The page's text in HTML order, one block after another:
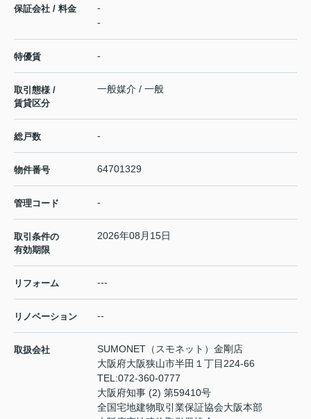
保証会社 / 料金
-
-
特優賃 -
取引態様 /
賃貸区分
一般媒介 / 一般
総戸数 -
物件番号 64701329
管理コード -
取引条件の
有効期限
2026年08月15日
リフォーム ---
リノベーション --
取扱会社
SUMONET（スモネット）金剛店
大阪府大阪狭山市半田１丁目224-66
TEL:072-360-0777
大阪府知事 (2) 第59410号
全国宅地建物取引業保証協会大阪本部